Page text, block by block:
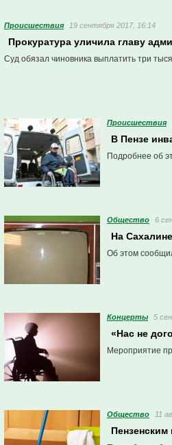
Проиcшествия 19 сентября 2017, 16:14
Прокуратура уличила главу
Суд обязал чиновника выплатить три
Проиcшествия
В Пензе
Подробнее об
Общество 6
На
Об этом
Концерты 5
«Нас не
Мероприятие
Общество 11